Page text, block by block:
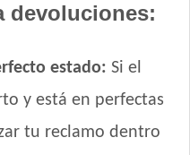
devoluciones:
estado: Si el
y está en perfectas
tu reclamo dentro